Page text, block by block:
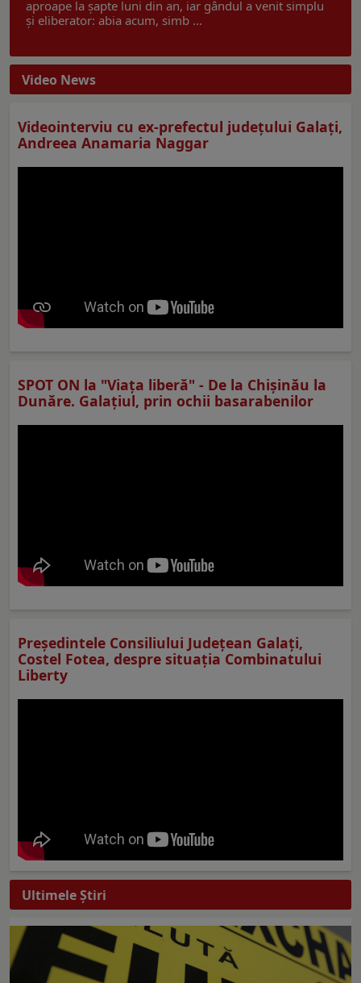
aproape la șapte luni din an, iar gândul a venit simplu
și eliberator: abia acum, simb ...
Video News
Videointerviu cu ex-prefectul judeţului Galaţi,
Andreea Anamaria Naggar
SPOT ON la "Viaţa liberă" - De la Chișinău la
Dunăre. Galațiul, prin ochii basarabenilor
Preşedintele Consiliului Judeţean Galaţi,
Costel Fotea, despre situaţia Combinatului
Liberty
Ultimele Ştiri